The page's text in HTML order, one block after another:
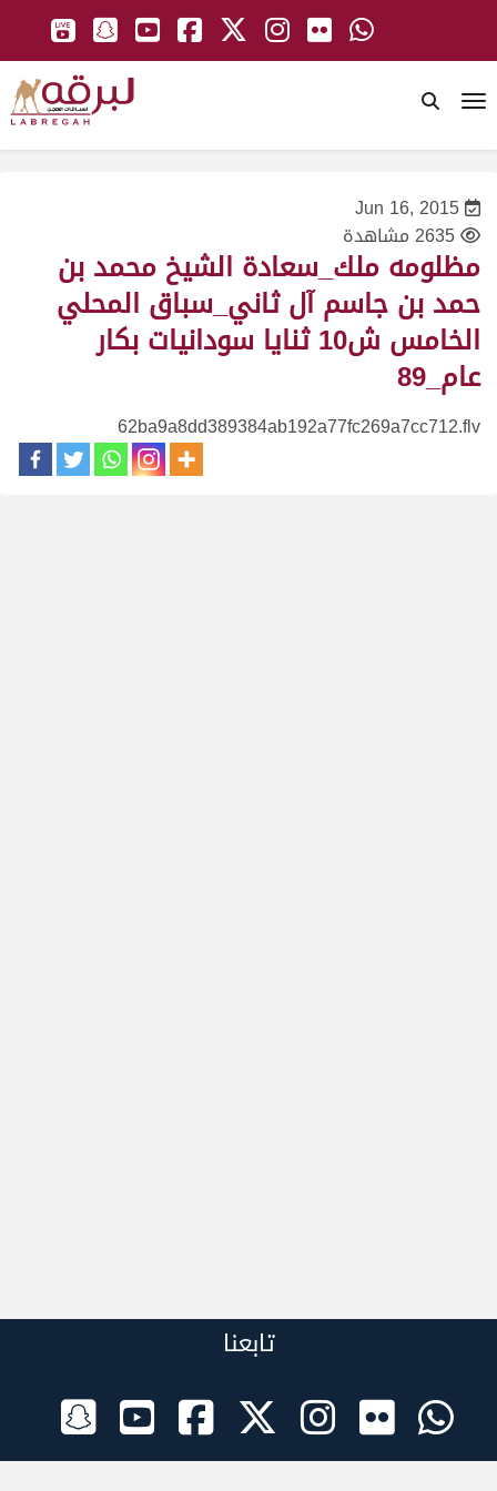
Jun 16, 2015
2635 مشاهدة
مظلومه ملك_سعادة الشيخ محمد بن
حمد بن جاسم آل ثاني_سباق المحلي
الخامس ش10 ثنايا سودانيات بكار
عام_89
62ba9a8dd389384ab192a77fc269a7cc712.flv
تابعنا